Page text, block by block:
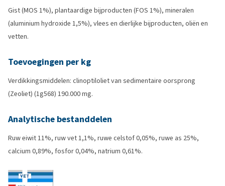
Gist (MOS 1%), plantaardige bijproducten (FOS 1%), mineralen
(aluminium hydroxide 1,5%), vlees en dierlijke bijproducten, oliën en
vetten.
Toevoegingen per kg
Verdikkingsmiddelen: clinoptiloliet van sedimentaire oorsprong
(Zeoliet) (1g568) 190.000 mg.
Analytische bestanddelen
Ruw eiwit 11%, ruw vet 1,1%, ruwe celstof 0,05%, ruwe as 25%,
calcium 0,89%, fosfor 0,04%, natrium 0,61%.